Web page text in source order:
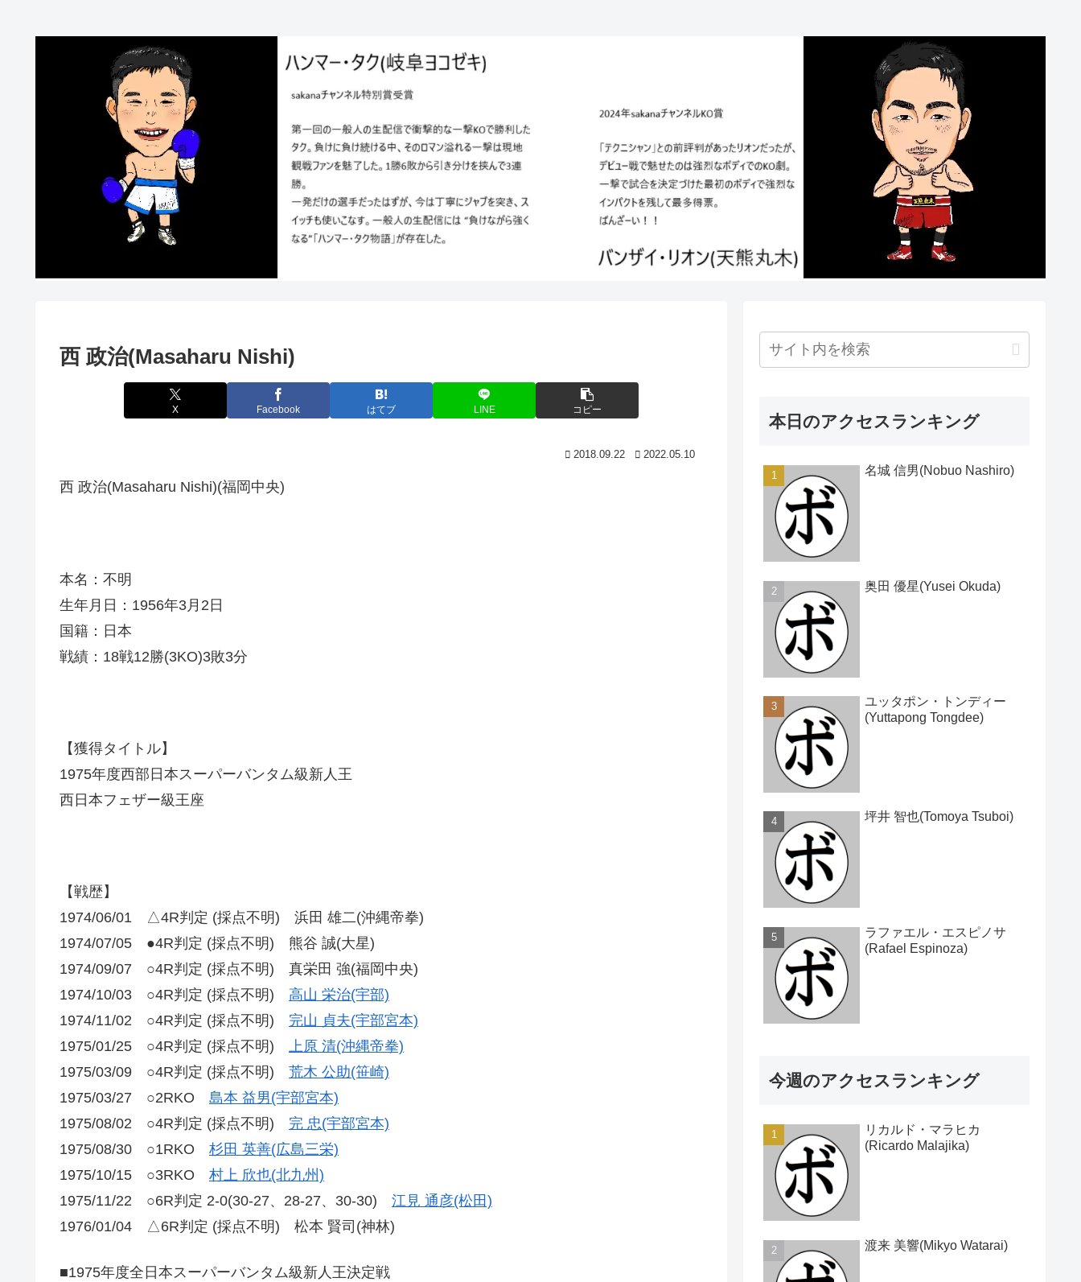
西 政治(Masaharu Nishi)
X Facebook はてブ LINE コピー
2018.09.22 2022.05.10
西 政治(Masaharu Nishi)(福岡中央)
本名：不明
生年月日：1956年3月2日
国籍：日本
戦績：18戦12勝(3KO)3敗3分
【獲得タイトル】
1975年度西部日本スーパーバンタム級新人王
西日本フェザー級王座
【戦歴】
1974/06/01 △4R判定 (採点不明) 浜田 雄二(沖縄帝拳)
1974/07/05 ●4R判定 (採点不明) 熊谷 誠(大星)
1974/09/07 ○4R判定 (採点不明) 真栄田 強(福岡中央)
1974/10/03 ○4R判定 (採点不明) 高山 栄治(宇部)
1974/11/02 ○4R判定 (採点不明) 完山 貞夫(宇部宮本)
1975/01/25 ○4R判定 (採点不明) 上原 清(沖縄帝拳)
1975/03/09 ○4R判定 (採点不明) 荒木 公助(笹崎)
1975/03/27 ○2RKO 島本 益男(宇部宮本)
1975/08/02 ○4R判定 (採点不明) 完 忠(宇部宮本)
1975/08/30 ○1RKO 杉田 英善(広島三栄)
1975/10/15 ○3RKO 村上 欣也(北九州)
1975/11/22 ○6R判定 2-0(30-27、28-27、30-30) 江見 通彦(松田)
1976/01/04 △6R判定 (採点不明) 松本 賢司(神林)
■1975年度全日本スーパーバンタム級新人王決定戦
本日のアクセスランキング
名城 信男(Nobuo Nashiro)
奥田 優星(Yusei Okuda)
ユッタポン・トンディー
(Yuttapong Tongdee)
坪井 智也(Tomoya Tsuboi)
ラファエル・エスピノサ
(Rafael Espinoza)
今週のアクセスランキング
リカルド・マラヒカ
(Ricardo Malajika)
渡来 美響(Mikyo Watarai)